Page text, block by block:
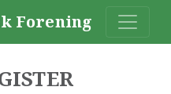
Forening